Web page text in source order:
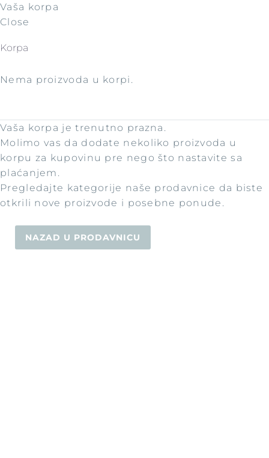
Vaša korpa
Close
Korpa
Nema proizvoda u korpi.
Vaša korpa je trenutno prazna.
Molimo vas da dodate nekoliko proizvoda u
korpu za kupovinu pre nego što nastavite sa
plaćanjem.
Pregledajte kategorije naše prodavnice da biste
otkrili nove proizvode i posebne ponude.
NAZAD U PRODAVNICU